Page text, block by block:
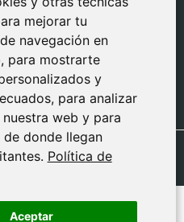
mejorar tu
navegación en
para mostrarte
y
para analizar
web y para
donde llegan
Política de
Aceptar
mejorar tu
navegación en
para mostrarte
y
para analizar
web y para
donde llegan
Política de
Aceptar